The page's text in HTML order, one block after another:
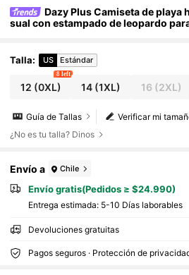
Dazy Plus Camiseta de playa
sual con estampado de leopardo
caciones
Talla: US Estándar
12 (0XL)
8 left
14 (1XL) 16 (2XL)
Verificar mi
Guía de Tallas
¿No es tu talla? Dinos
Envío a Chile
Envío gratis(Pedidos ≥ $24.990)
Entrega estimada: 5-10 Días laborables
Devoluciones gratuitas
Pagos seguros · Protección de